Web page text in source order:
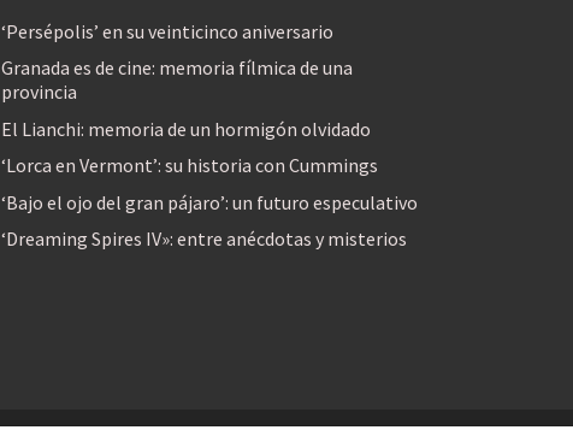
‘Persépolis’ en su veinticinco aniversario
Granada es de cine: memoria fílmica de una
provincia
El Lianchi: memoria de un hormigón olvidado
‘Lorca en Vermont’: su historia con Cummings
‘Bajo el ojo del gran pájaro’: un futuro especulativo
‘Dreaming Spires IV»: entre anécdotas y misterios